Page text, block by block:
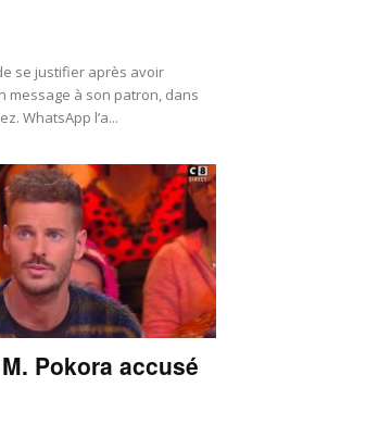
se justifier après avoir
message à son patron, dans
WhatsApp l’a...
Pokora accusé